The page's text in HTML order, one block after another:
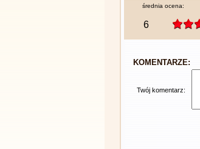
średnia ocena:
6
KOMENTARZE:
Twój komentarz: